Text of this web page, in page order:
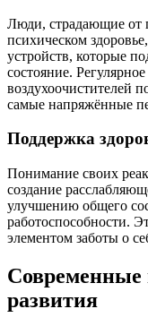
Люди, страдающие от
психическом
устройств, которые
состояние.
воздухоочистителей
самые напряжённые
Поддержка
Понимание своих
создание
улучшению общего
работоспособности.
элементом заботы о
Современные
развития